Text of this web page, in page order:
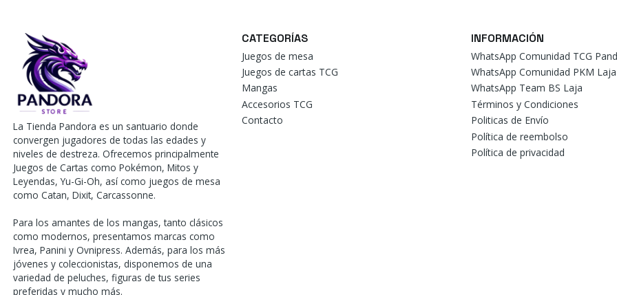
La Tienda Pandora es un santuario donde
convergen jugadores de todas las edades y
niveles de destreza. Ofrecemos principalmente
Juegos de Cartas como Pokémon, Mitos y
Leyendas, Yu-Gi-Oh, así como juegos de mesa
como Catan, Dixit, Carcassonne.
Para los amantes de los mangas, tanto clásicos
como modernos, presentamos marcas como
Ivrea, Panini y Ovnipress. Además, para los más
jóvenes y coleccionistas, disponemos de una
variedad de peluches, figuras de tus series
preferidas y mucho más.
CATEGORÍAS
Juegos de mesa
Juegos de cartas TCG
Mangas
Accesorios TCG
Contacto
INFORMACIÓN
WhatsApp Comunidad TCG
WhatsApp Comunidad PKM Laja
WhatsApp Team BS Laja
Términos y Condiciones
Politicas de Envío
Política de reembolso
Política de privacidad